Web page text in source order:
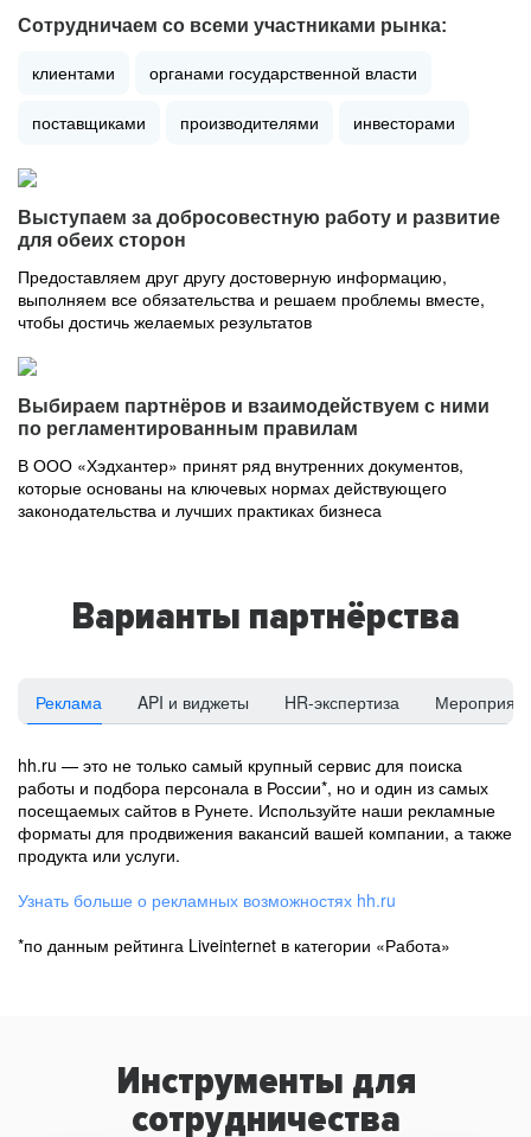
Сотрудничаем со всеми участниками рынка:
клиентами органами государственной власти
поставщиками производителями инвесторами
Выступаем за добросовестную работу и развитие
для обеих сторон
Предоставляем друг другу достоверную информацию,
выполняем все обязательства и решаем проблемы вместе,
чтобы достичь желаемых результатов
Выбираем партнёров и взаимодействуем с ними
по регламентированным правилам
В ООО «Хэдхантер» принят ряд внутренних документов,
которые основаны на ключевых нормах действующего
законодательства и лучших практиках бизнеса
Варианты партнёрства
Реклама API и виджеты HR-экспертиза
hh.ru — это не только самый крупный сервис для поиска
работы и подбора персонала в России*, но и один из самых
посещаемых сайтов в Рунете. Используйте наши рекламные
форматы для продвижения вакансий вашей компании, а также
продукта или услуги.
Узнать больше о рекламных возможностях hh.ru
*по данным рейтинга Liveinternet в категории «Работа»
Инструменты для
сотрудничества